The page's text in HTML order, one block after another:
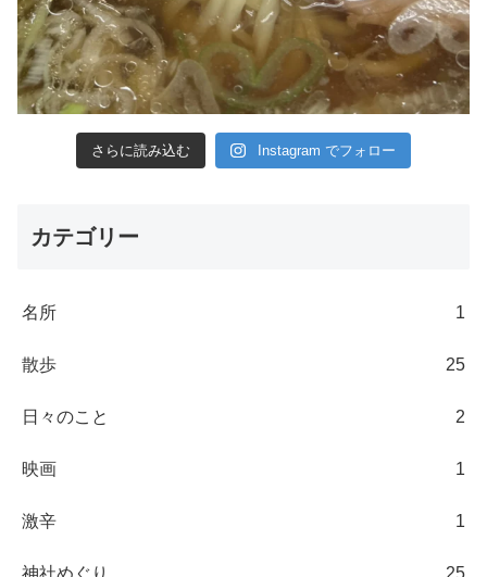
さらに読み込む Instagram でフォロー
カテゴリー
名所 1
散歩 25
日々のこと 2
映画 1
激辛 1
神社めぐり 25